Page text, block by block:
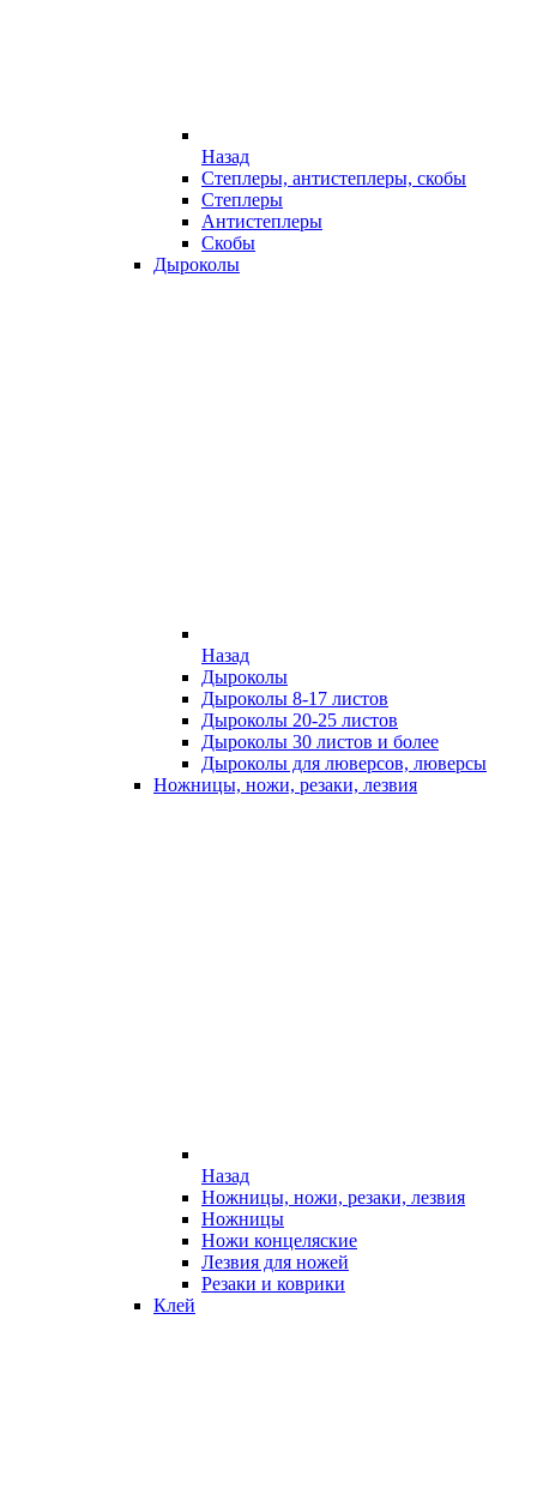
Назад
Степлеры, антистеплеры, скобы
Степлеры
Антистеплеры
Скобы
Дыроколы
Назад
Дыроколы
Дыроколы 8-17 листов
Дыроколы 20-25 листов
Дыроколы 30 листов и более
Дыроколы для люверсов, люверсы
Ножницы, ножи, резаки, лезвия
Назад
Ножницы, ножи, резаки, лезвия
Ножницы
Ножи концеляские
Лезвия для ножей
Резаки и коврики
Клей